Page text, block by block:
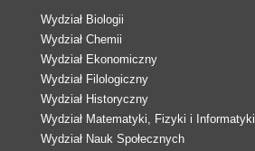
Wydział Biologii
Wydział Chemii
Wydział Ekonomiczny
Wydział Filologiczny
Wydział Historyczny
Wydział Matematyki, Fizyki i Informatyki
Wydział Nauk Społecznych